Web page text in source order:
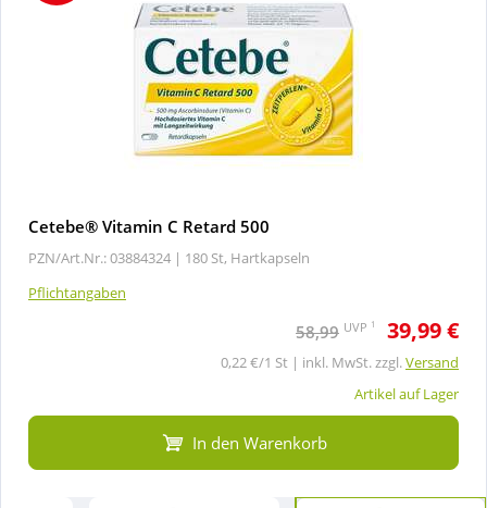
Cetebe® Vitamin C Retard 500
PZN/Art.Nr.: 03884324 | 180 St, Hartkapseln
Pflichtangaben
58,99 UVP 1 39,99 €
0,22 €/1 St | inkl. MwSt. zzgl.Versand
Artikel auf Lager
In den Warenkorb